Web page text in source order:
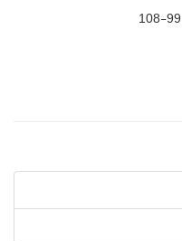
99-108